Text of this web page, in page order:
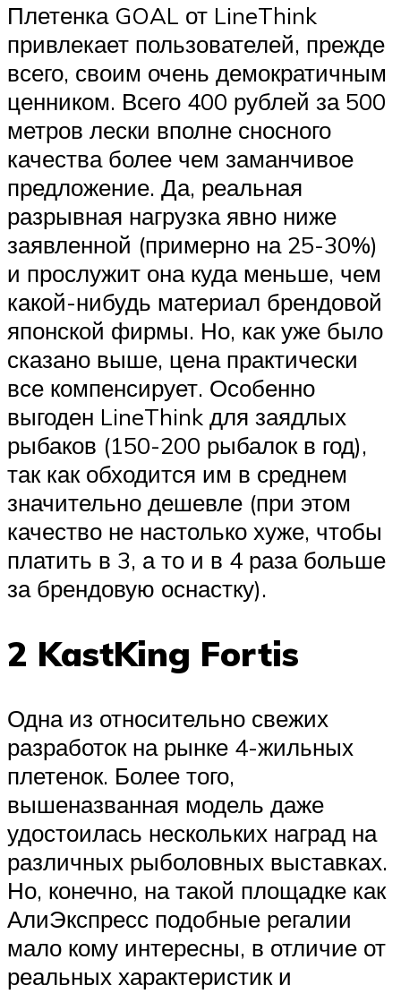
Плетенка GOAL от LineThink
привлекает пользователей, прежде
всего, своим очень демократичным
ценником. Всего 400 рублей за 500
метров лески вполне сносного
качества более чем заманчивое
предложение. Да, реальная
разрывная нагрузка явно ниже
заявленной (примерно на 25-30%)
и прослужит она куда меньше, чем
какой-нибудь материал брендовой
японской фирмы. Но, как уже было
сказано выше, цена практически
все компенсирует. Особенно
выгоден LineThink для заядлых
рыбаков (150-200 рыбалок в год),
так как обходится им в среднем
значительно дешевле (при этом
качество не настолько хуже, чтобы
платить в 3, а то и в 4 раза больше
за брендовую оснастку).
2 KastKing Fortis
Одна из относительно свежих
разработок на рынке 4-жильных
плетенок. Более того,
вышеназванная модель даже
удостоилась нескольких наград на
различных рыболовных выставках.
Но, конечно, на такой площадке как
АлиЭкспресс подобные регалии
мало кому интересны, в отличие от
реальных характеристик и